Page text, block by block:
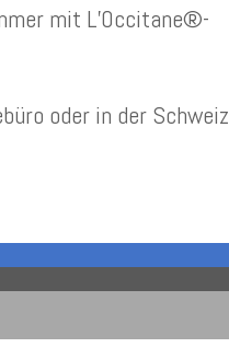
mit L’Occitane®-
oder in der Schweiz